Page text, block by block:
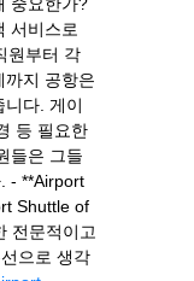
서비스로
원부터 각
까지 공항은
다. 게이
등 필요한
들은 그들
- **Airport
Shuttle of
전문적이고
으로 생각